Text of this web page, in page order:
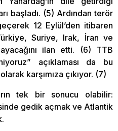
başladı. (5) Ardından terör
12 Eylül’den itibaren
Suriye, Irak, İran ve
ilan etti. (6) TTB
açıklaması da bu
olarak karşımıza çıkıyor. (7)
tek bir sonucu olabilir:
gedik açmak ve Atlantik